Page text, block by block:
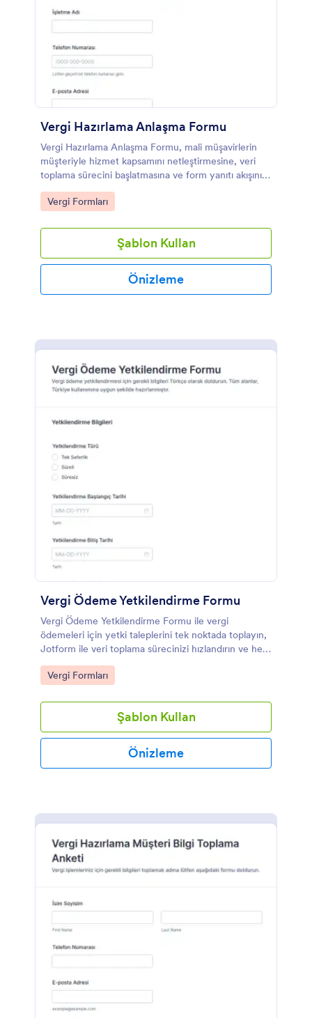
Vergi Hazırlama Anlaşma Formu
Vergi Hazırlama Anlaşma Formu, mali müşavirlerin
müşteriyle hizmet kapsamını netleştirmesine, veri
toplama sürecini başlatmasına ve form yanıtı akışını
Jotform üzerinden yönetmesine yardımcı olur.
Go to Category:
Vergi Formları
Şablon Kullan
Önizleme
Vergi Ödeme Yetkilendirme Formu
Vergi Ödeme Yetkilendirme Formu ile vergi
ödemeleri için yetki taleplerini tek noktada toplayın,
Jotform ile veri toplama sürecinizi hızlandırın ve her
form yanıtını düzenli şekilde takip edin.
Go to Category:
Vergi Formları
Şablon Kullan
Önizleme